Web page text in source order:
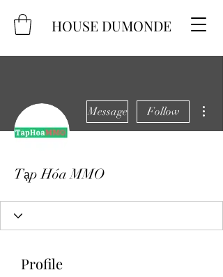
HOUSE DUMONDE
Message Follow
Tạp Hóa MMO
Profile